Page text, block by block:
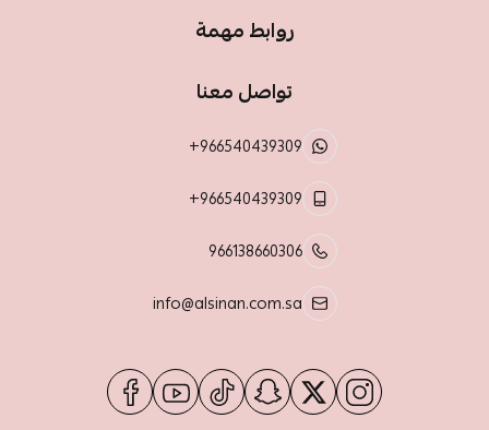
روابط مهمة
تواصل معنا
+966540439309
+966540439309
966138660306
info@alsinan.com.sa